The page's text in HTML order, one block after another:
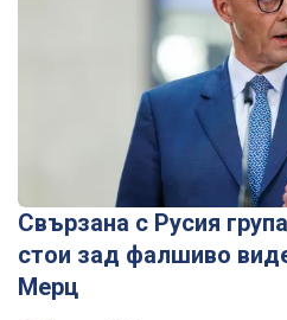
Свързана с Русия
стои зад фалшиво
Мерц